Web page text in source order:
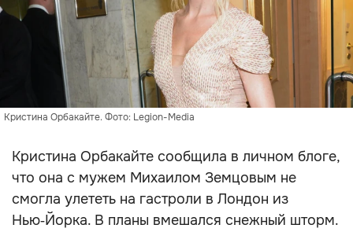
Кристина Орбакайте. Фото: Legion-Media
Кристина Орбакайте сообщила в личном блоге,
что она с мужем Михаилом Земцовым не
смогла улететь на гастроли в Лондон из
Нью‑Йорка. В планы вмешался снежный шторм.